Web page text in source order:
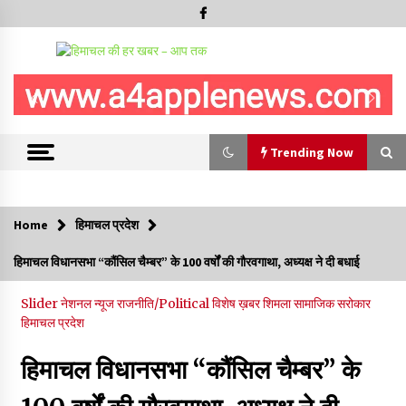
Trending Now
हिमाचल सरकार मछुआरों को नावों और मछली पकड़ने के उपकरणों पर डे रही
70 से 90% तक सब्सिडी
08/08/2026
Home हिमाचल प्रदेश
हिमाचल विधानसभा “कौंसिल चैम्बर” के 100 वर्षों की गौरवगाथा, अध्यक्ष ने दी बधाई
Sliderनेशनल न्यूजराजनीति/Politicalविशेष ख़बरशिमलासामाजिक सरोकार
हिमाचल प्रदेश
हिमाचल विधानसभा “कौंसिल चैम्बर” के